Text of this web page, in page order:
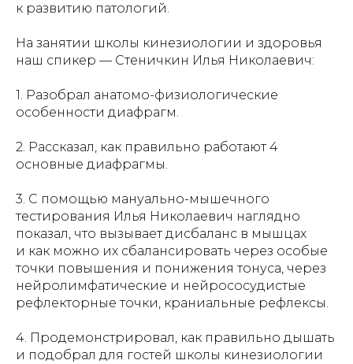
к развитию патологий.
На занятии школы кинезиологии и здоровья
наш спикер — Стеничкин Илья Николаевич:
1. Разобрал анатомо-физиологические
особенности диафрагм.
2. Рассказал, как правильно работают 4
основные диафрагмы.
3. С помощью мануально-мышечного
тестирования Илья Николаевич наглядно
показал, что вызывает дисбаланс в мышцах
и как можно их сбалансировать через особые
точки повышения и понижения тонуса, через
нейролимфатические и нейрососудистые
рефлекторные точки, краниальные рефлексы.
4. Продемонстрировал, как правильно дышать
и подобрал для гостей школы кинезиологии